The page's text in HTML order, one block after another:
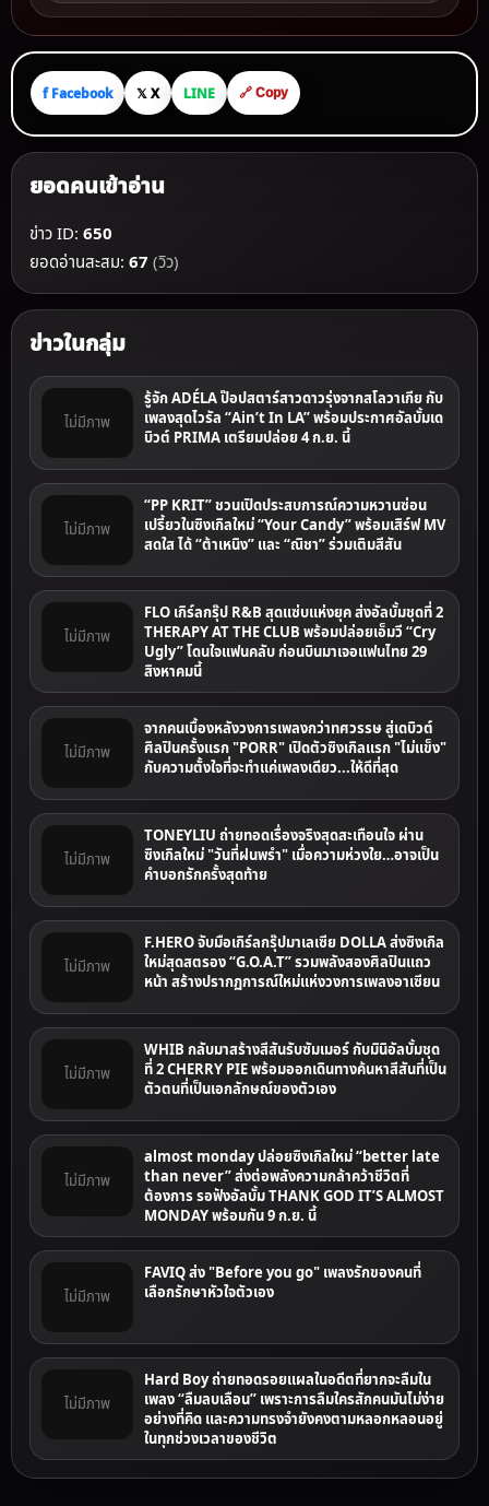
f Facebook 𝕏 X LINE 🔗 Copy
ยอดคนเข้าอ่าน
ข่าว ID: 650
ยอดอ่านสะสม: 67 (วิว)
ข่าวในกลุ่ม
ไม่มีภาพ
รู้จัก ADÉLA ป๊อปสตาร์สาวดาวรุ่งจากสโลวาเกีย กับ
เพลงสุดไวรัล “Ain’t In LA” พร้อมประกาศอัลบั้มเด
บิวต์ PRIMA เตรียมปล่อย 4 ก.ย. นี้
ไม่มีภาพ
“PP KRIT” ชวนเปิดประสบการณ์ความหวานซ่อน
เปรี้ยวในซิงเกิลใหม่ “Your Candy” พร้อมเสิร์ฟ MV
สดใส ได้ “ต้าเหนิง” และ “ณิชา” ร่วมเติมสีสัน
ไม่มีภาพ
FLO เกิร์ลกรุ๊ป R&B สุดแซ่บแห่งยุค ส่งอัลบั้มชุดที่ 2
THERAPY AT THE CLUB พร้อมปล่อยเอ็มวี “Cry
Ugly” โดนใจแฟนคลับ ก่อนบินมาเจอแฟนไทย 29
สิงหาคมนี้
ไม่มีภาพ
จากคนเบื้องหลังวงการเพลงกว่าทศวรรษ สู่เดบิวต์
ศิลปินครั้งแรก "PORR" เปิดตัวซิงเกิลแรก "ไม่แข็ง"
กับความตั้งใจที่จะทำแค่เพลงเดียว...ให้ดีที่สุด
ไม่มีภาพ
TONEYLIU ถ่ายทอดเรื่องจริงสุดสะเทือนใจ ผ่าน
ซิงเกิลใหม่ "วันที่ฝนพรำ" เมื่อความห่วงใย…อาจเป็น
คำบอกรักครั้งสุดท้าย
ไม่มีภาพ
F.HERO จับมือเกิร์ลกรุ๊ปมาเลเซีย DOLLA ส่งซิงเกิล
ใหม่สุดสตรอง “G.O.A.T” รวมพลังสองศิลปินแถว
หน้า สร้างปรากฏการณ์ใหม่แห่งวงการเพลงอาเซียน
ไม่มีภาพ
WHIB กลับมาสร้างสีสันรับซัมเมอร์ กับมินิอัลบั้มชุด
ที่ 2 CHERRY PIE พร้อมออกเดินทางค้นหาสีสันที่เป็น
ตัวตนที่เป็นเอกลักษณ์ของตัวเอง
ไม่มีภาพ
almost monday ปล่อยซิงเกิลใหม่ “better late
than never” ส่งต่อพลังความกล้าคว้าชีวิตที่
ต้องการ รอฟังอัลบั้ม THANK GOD IT’S ALMOST
MONDAY พร้อมกัน 9 ก.ย. นี้
ไม่มีภาพ
FAVIQ ส่ง "Before you go" เพลงรักของคนที่
เลือกรักษาหัวใจตัวเอง
ไม่มีภาพ
Hard Boy ถ่ายทอดรอยแผลในอดีตที่ยากจะลืมใน
เพลง “ลืมลบเลือน” เพราะการลืมใครสักคนมันไม่ง่าย
อย่างที่คิด และความทรงจํายังคงตามหลอกหลอนอยู่
ในทุกช่วงเวลาของชีวิต